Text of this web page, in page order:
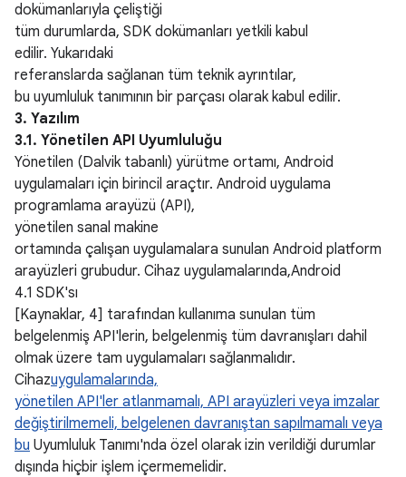
dokümanlarıyla çeliştiği
tüm durumlarda, SDK dokümanları yetkili kabul
edilir. Yukarıdaki
referanslarda sağlanan tüm teknik ayrıntılar,
bu uyumluluk tanımının bir parçası olarak kabul edilir.
3. Yazılım
3.1. Yönetilen API Uyumluluğu
Yönetilen (Dalvik tabanlı) yürütme ortamı, Android
uygulamaları için birincil araçtır. Android uygulama
programlama arayüzü (API),
yönetilen sanal makine
ortamında çalışan uygulamalara sunulan Android platform
arayüzleri grubudur. Cihaz uygulamalarında,Android
4.1 SDK'sı
[Kaynaklar, 4] tarafından kullanıma sunulan tüm
belgelenmiş API'lerin, belgelenmiş tüm davranışları dahil
olmak üzere tam uygulamaları sağlanmalıdır.
Cihazuygulamalarında,
yönetilen API'ler atlanmamalı, API arayüzleri veya imzalar
değiştirilmemeli, belgelenen davranıştan sapılmamalı veya
bu Uyumluluk Tanımı'nda özel olarak izin verildiği durumlar
dışında hiçbir işlem içermemelidir.